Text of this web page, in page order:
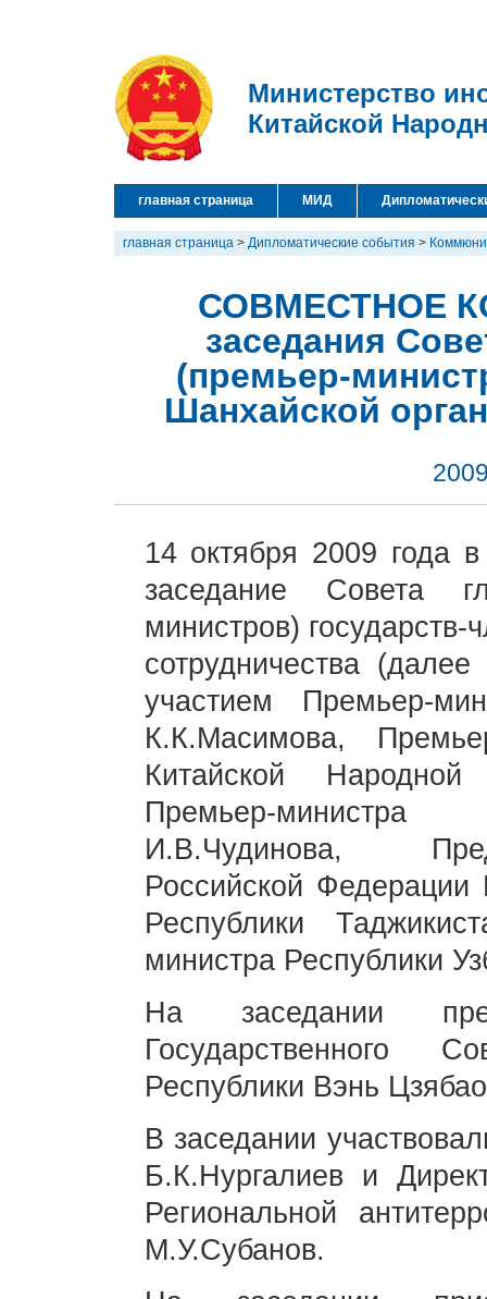
Министерство
Китайской
главная страница МИД
главная страница > Дипломатические события >
СОВМЕСТНОЕ
заседания
(премьер-
Шанхайской
14 октября 2009 года
заседание Совета
министров)
сотрудничества
участием Премьер-
К.К.Масимова,
Китайской
Премьер-
И.В.Чудинова,
Российской
Республики
министра Республики
На заседании
Государственного
Республики Вэнь
В заседании
Б.К.Нургалиев и
Региональной
М.У.Субанов.